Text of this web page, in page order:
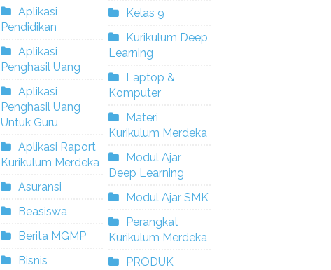
Aplikasi
Pendidikan
Aplikasi
Penghasil Uang
Aplikasi
Penghasil Uang
Untuk Guru
Aplikasi Raport
Kurikulum Merdeka
Asuransi
Beasiswa
Berita MGMP
Bisnis
Kelas 9
Kurikulum Deep
Learning
Laptop &
Komputer
Materi
Kurikulum Merdeka
Modul Ajar
Deep Learning
Modul Ajar SMK
Perangkat
Kurikulum Merdeka
PRODUK